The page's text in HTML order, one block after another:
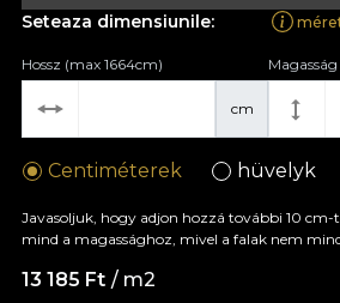
Seteaza dimensiunile:
cm
Hossz (max 1664cm)
Centiméterek hüvelyk
Javasoljuk, hogy adjon hozzá további 10 cm-t
mind a magassághoz, mivel a falak nem
13 185 Ft / m2